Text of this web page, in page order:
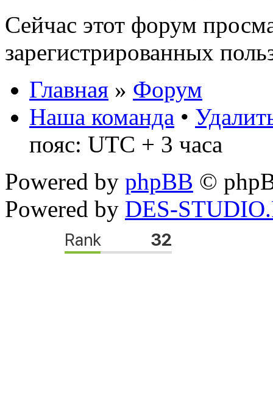
Сейчас этот форум
зарегистрированных
Главная » Форум
Наша команда •
пояс: UTC + 3 часа
Powered by phpBB ©
Powered by DES-